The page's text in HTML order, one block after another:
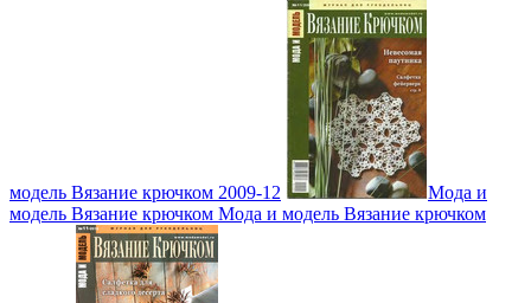
модель Вязание крючком 2009-12
Мода и
модель Вязание крючком Мода и модель Вязание крючком